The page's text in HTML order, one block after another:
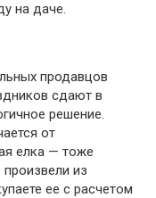
на даче.
продавцов
сдают в
решение.
от
елка — тоже
из
ее с расчетом